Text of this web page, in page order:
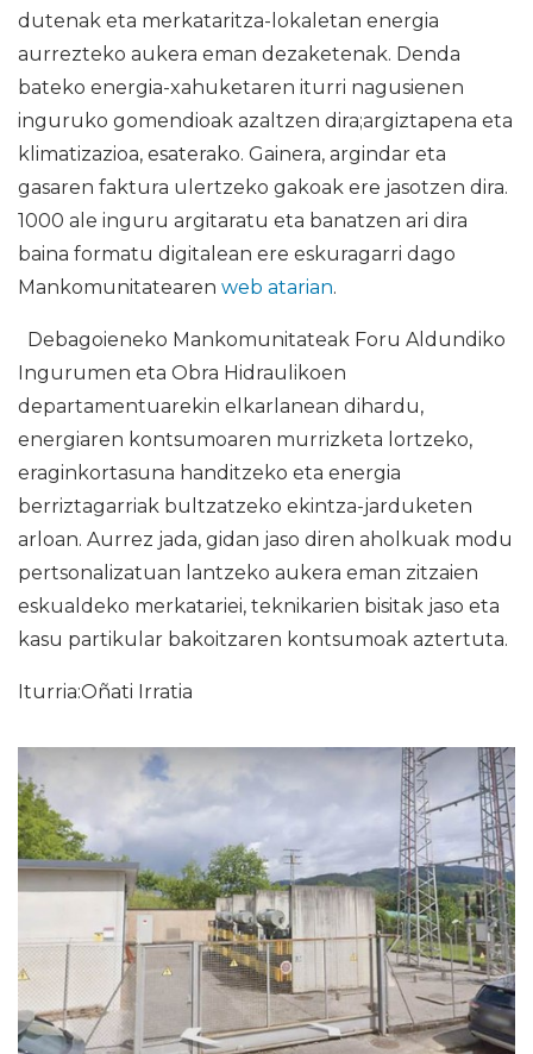
dutenak eta merkataritza-lokaletan energia
aurrezteko aukera eman dezaketenak. Denda
bateko energia-xahuketaren iturri nagusienen
inguruko gomendioak azaltzen dira;argiztapena eta
klimatizazioa, esaterako. Gainera, argindar eta
gasaren faktura ulertzeko gakoak ere jasotzen dira.
1000 ale inguru argitaratu eta banatzen ari dira
baina formatu digitalean ere eskuragarri dago
Mankomunitatearen web atarian.
Debagoieneko Mankomunitateak Foru Aldundiko
Ingurumen eta Obra Hidraulikoen
departamentuarekin elkarlanean dihardu,
energiaren kontsumoaren murrizketa lortzeko,
eraginkortasuna handitzeko eta energia
berriztagarriak bultzatzeko ekintza-jarduketen
arloan. Aurrez jada, gidan jaso diren aholkuak modu
pertsonalizatuan lantzeko aukera eman zitzaien
eskualdeko merkatariei, teknikarien bisitak jaso eta
kasu partikular bakoitzaren kontsumoak aztertuta.
Iturria:Oñati Irratia